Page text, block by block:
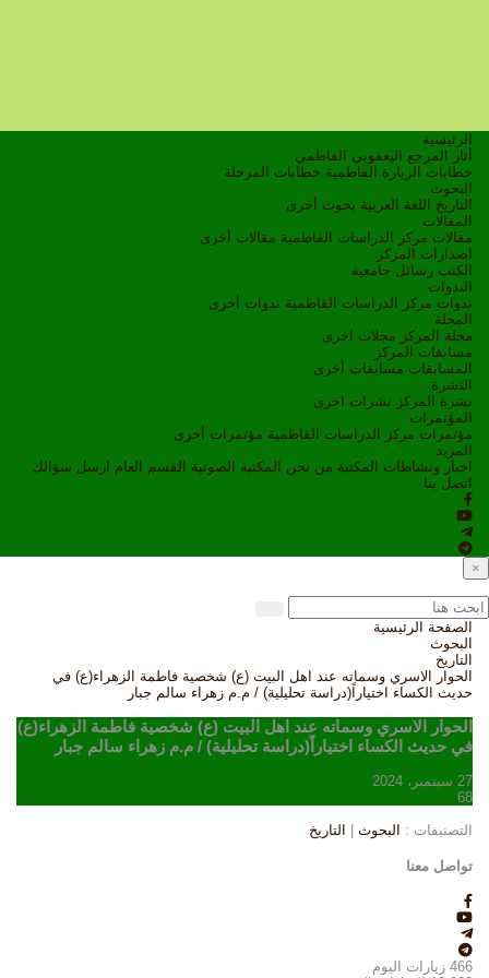
الرئيسية
أثار المرجع اليعقوبي الفاطمي
خطابات الزيارة الفاطمية خطابات المرحلة
البحوث
التاريخ
اللغة العربية بحوث أخرى
المقالات
مقالات مركز الدراسات الفاطمية مقالات أخرى
اصدارات المركز
الكتب رسائل جامعية
الندوات
ندوات مركز الدراسات الفاطمية ندوات أخرى
المجلة
مجلة المركز مجلات اخرى
مسابقات المركز
المسابقات مسابقات أخرى
النشرة
نشرة المركز نشرات اخرى
المؤتمرات
مؤتمرات مركز الدراسات الفاطمية مؤتمرات أخرى
المزيد
اخبار ونشاطات
المكتبة من نحن المكتبة الصوتية القسم العام ارسل سؤالك
اتصل بنا
×
الصفحة الرئيسية
البحوث
التاريخ
الحوار الاسري وسماته عند اهل البيت (ع) شخصية فاطمة الزهراء(ع) في
حديث الكساء اختياراً(دراسة تحليلية) / م.م زهراء سالم جبار
الحوار الاسري وسماته عند اهل البيت (ع) شخصية فاطمة الزهراء(ع)
في حديث الكساء اختياراً(دراسة تحليلية) / م.م زهراء سالم جبار
27 سبتمبر، 2024
68
التصنيفات : البحوث التاريخ
تواصل معنا
466 زيارات اليوم